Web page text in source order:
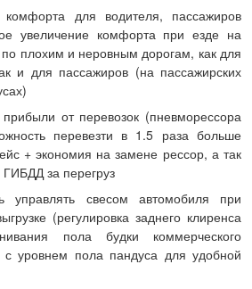
комфорта для водителя, пассажиров
увеличение комфорта при езде на
плохим и неровным дорогам, как для
и для пассажиров (на пассажирских
от перевозок (пневморессора
перевезти в 1.5 раза больше
+ экономия на замене рессор, а так
за перегруз
управлять свесом автомобиля при
(регулировка заднего клиренса
пола будки коммерческого
с уровнем пола пандуса для удобной